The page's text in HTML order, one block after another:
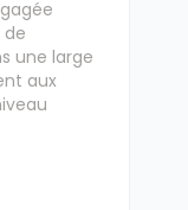
une large
aux